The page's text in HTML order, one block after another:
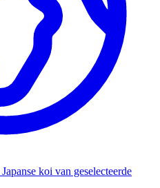
Japanse koi van geselecteerde